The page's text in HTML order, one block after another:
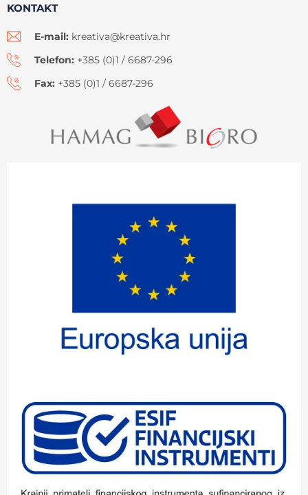
KONTAKT
E-mail: kreativa@kreativa.hr
Telefon: +385 (0)1 / 6687-296
Fax: +385 (0)1 / 6687-296